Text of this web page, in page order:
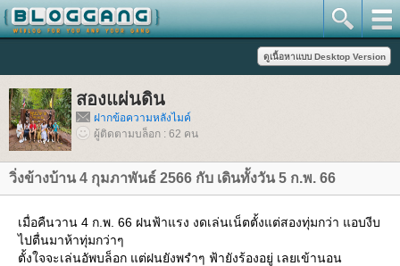
สองแผ่นดิน
ฝากข้อความหลังไมค์
ผู้ติดตามบล็อก : 62 คน
วิ่งข้างบ้าน 4 กุมภาพันธ์ 2566 กับ เดินทั้งวัน 5 ก.พ. 66
เมื่อคืนวาน 4 ก.พ. 66 ฝนฟ้าแรง งดเล่นเน็ตตั้งแต่สองทุ่มกว่า แอบงีบ
ไปตื่นมาห้าทุ่มกว่าๆ
ตั้งใจจะเล่นอัพบล็อก แต่ฝนยังพรำๆ ฟ้ายังร้องอยู่ เลยเข้านอน